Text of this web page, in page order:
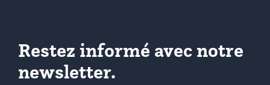
Restez informé avec notre
newsletter.